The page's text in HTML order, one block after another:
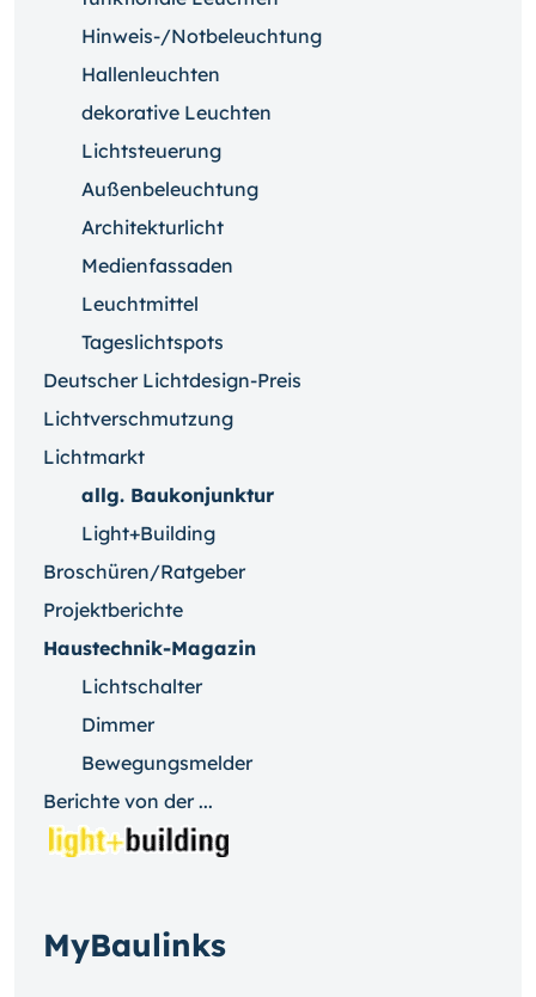
Hinweis-/Notbeleuchtung
Hallenleuchten
dekorative Leuchten
Lichtsteuerung
Außenbeleuchtung
Architekturlicht
Medienfassaden
Leuchtmittel
Tageslichtspots
Deutscher Lichtdesign-Preis
Lichtverschmutzung
Lichtmarkt
allg. Baukonjunktur
Light+Building
Broschüren/Ratgeber
Projektberichte
Haustechnik-Magazin
Lichtschalter
Dimmer
Bewegungsmelder
Berichte von der ...
MyBaulinks